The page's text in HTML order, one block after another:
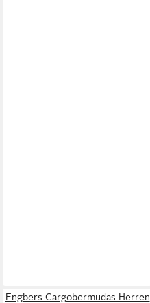
Engbers Cargobermudas Herren